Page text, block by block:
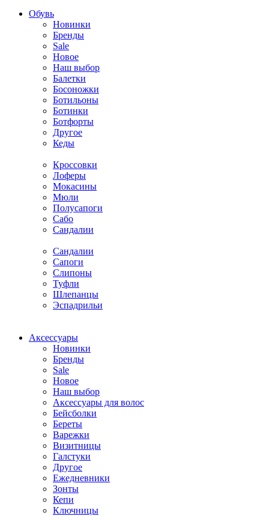
Обувь
Новинки
Бренды
Sale
Новое
Наш выбор
Балетки
Босоножки
Ботильоны
Ботинки
Ботфорты
Другое
Кеды
Кроссовки
Лоферы
Мокасины
Мюли
Полусапоги
Сабо
Сандалии
Сандалии
Сапоги
Слипоны
Туфли
Шлепанцы
Эспадрильи
Аксессуары
Новинки
Бренды
Sale
Новое
Наш выбор
Аксессуары для волос
Бейсболки
Береты
Варежки
Визитницы
Галстуки
Другое
Ежедневники
Зонты
Кепи
Ключницы